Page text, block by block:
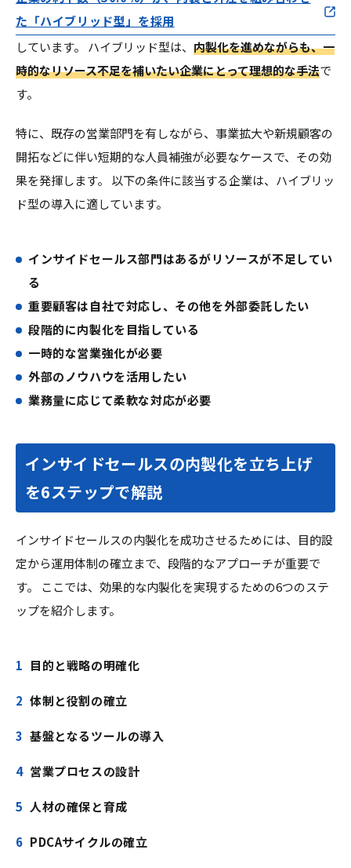
た「ハイブリッド型」を採用
しています。 ハイブリッド型は、 内製化を進めながらも、一
時的なリソース不足を補いたい企業にとって理想的な手法で
す。
特に、既存の営業部門を有しながら、事業拡大や新規顧客の
開拓などに伴い短期的な人員補強が必要なケースで、その効
果を発揮します。 以下の条件に該当する企業は、ハイブリッ
ド型の導入に適しています。
インサイドセールス部門はあるがリソースが不足してい
る
重要顧客は自社で対応し、その他を外部委託したい
段階的に内製化を目指している
一時的な営業強化が必要
外部のノウハウを活用したい
業務量に応じて柔軟な対応が必要
インサイドセールスの内製化を立ち上げ
を6ステップで解説
インサイドセールスの内製化を成功させるためには、目的設
定から運用体制の確立まで、段階的なアプローチが重要で
す。 ここでは、効果的な内製化を実現するための6つのステ
ップを紹介します。
目的と戦略の明確化
体制と役割の確立
基盤となるツールの導入
営業プロセスの設計
人材の確保と育成
PDCAサイクルの確立